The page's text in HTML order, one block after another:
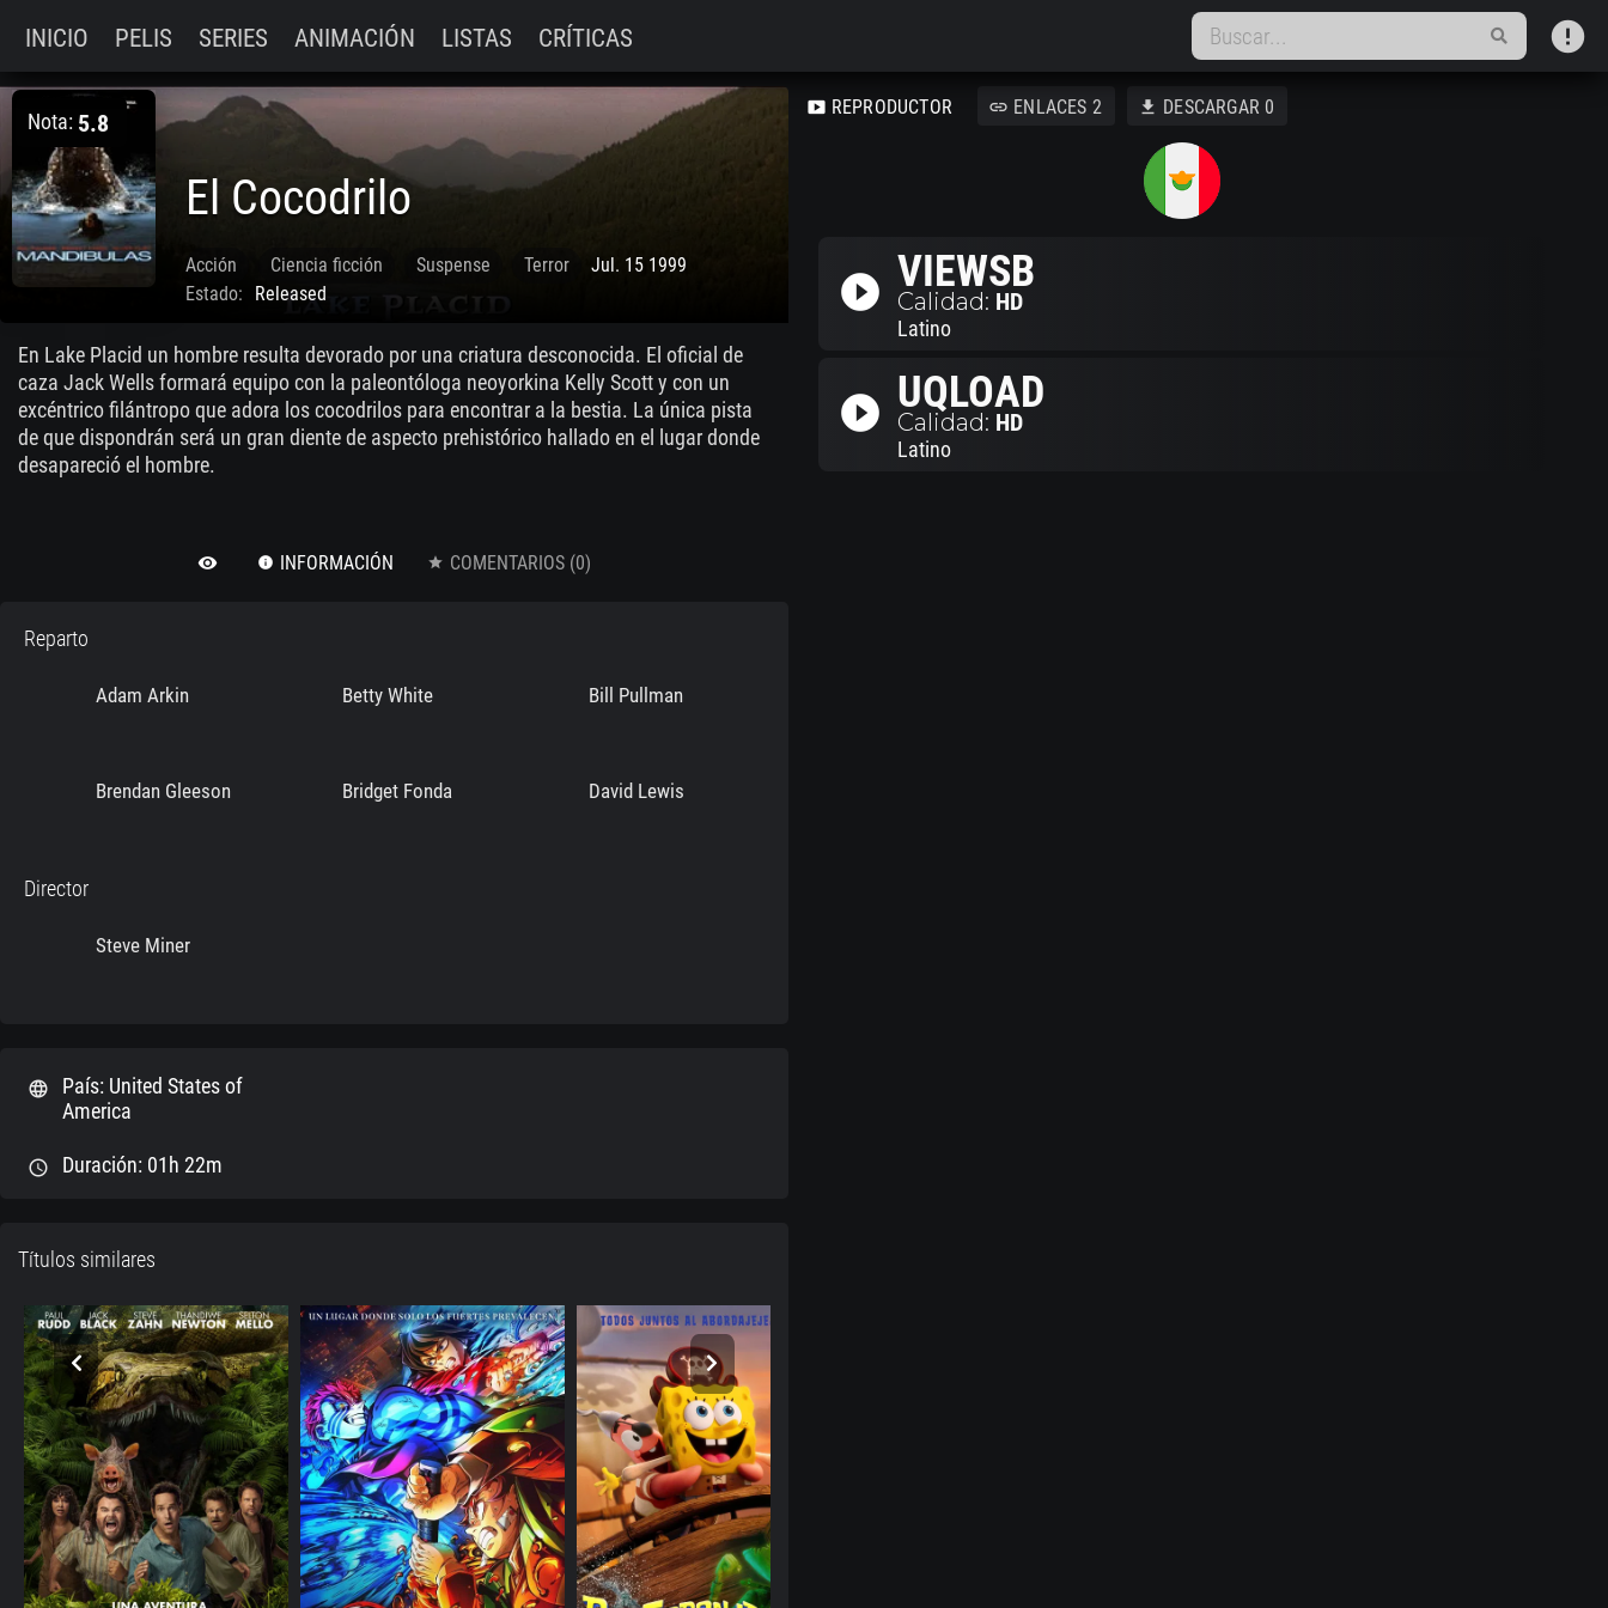
INICIO PELIS SERIES ANIMACIÓN LISTAS CRÍTICAS error
Nota: 5.8
El Cocodrilo
Acción Ciencia ficción Suspense Terror
Jul. 15 1999
Estado:
Released
En Lake Placid un hombre resulta devorado por una criatura desconocida. El oficial de
caza Jack Wells formará equipo con la paleontóloga neoyorkina Kelly Scott y con un
excéntrico filántropo que adora los cocodrilos para encontrar a la bestia. La única pista
de que dispondrán será un gran diente de aspecto prehistórico hallado en el lugar donde
desapareció el hombre.
remove_red_eye info INFORMACIÓN star COMENTARIOS (0)
Reparto
Adam Arkin Betty White Bill Pullman
Brendan Gleeson Bridget Fonda David Lewis
Director
Steve Miner
language
País: United States of
America
schedule Duración: 01h 22m
Títulos similares
smart_display REPRODUCTOR link ENLACES 2 download DESCARGAR 0
play_circle_filled VIEWSB
Calidad: HD
Latino
play_circle_filled UQLOAD
Calidad: HD
Latino